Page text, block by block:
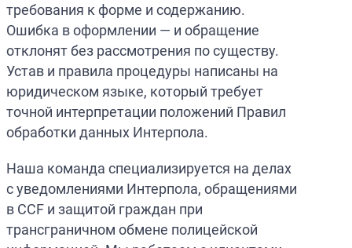
требования к форме и содержанию.
Ошибка в оформлении — и обращение
отклонят без рассмотрения по существу.
Устав и правила процедуры написаны на
юридическом языке, который требует
точной интерпретации положений Правил
обработки данных Интерпола.
Наша команда специализируется на делах
с уведомлениями Интерпола, обращениями
в CCF и защитой граждан при
трансграничном обмене полицейской